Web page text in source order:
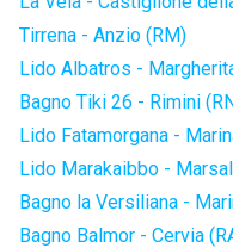
Tirrena - Anzio (RM)
Lido Albatros -
Bagno Tiki 26 - Rimini
Lido Fatamorgana -
Lido Marakaibbo -
Bagno la Versiliana -
Bagno Balmor - Cervia